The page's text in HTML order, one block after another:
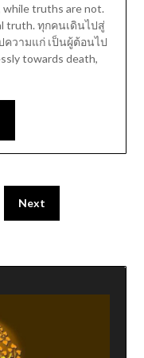
while truths are not.
truth. ทุกคนเดินไปสู่
วามแก่ เป็นผู้ต้อนไป
towards death,
Next